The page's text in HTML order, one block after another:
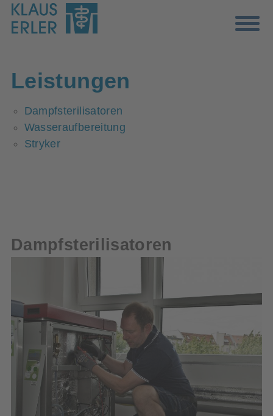
Leistungen
Dampfsterilisatoren
Wasseraufbereitung
Stryker
Dampfsterilisatoren